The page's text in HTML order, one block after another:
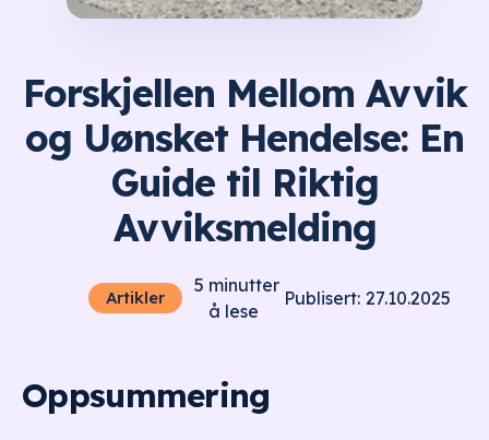
Forskjellen Mellom Avvik
og Uønsket Hendelse: En
Guide til Riktig
Avviksmelding
Artikler
5 minutter
å lese
Publisert: 27.10.2025
Oppsummering